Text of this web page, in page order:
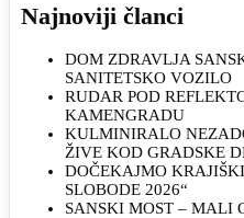
Najnoviji članci
DOM ZDRAVLJA
SANITETSKO VOZILO
RUDAR POD
KAMENGRADU
KULMINIRALO
ŽIVE KOD GRADSKE
DOČEKAJMO
SLOBODE 2026“
SANSKI MOST – MALI